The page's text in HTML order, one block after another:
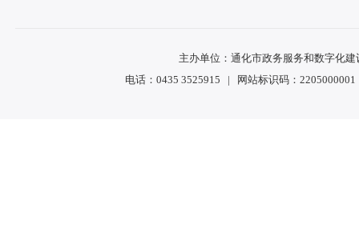
主办单位：通化市政务服务和数字化
电话：0435 3525915 | 网站标识码：